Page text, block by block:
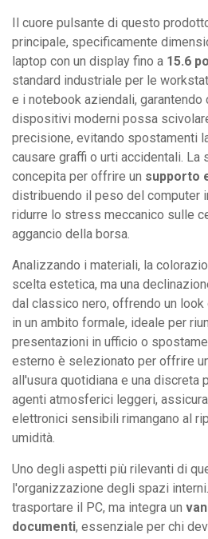
Il cuore pulsante di questo
principale, specificamente
laptop con un display fino a 15.6
standard industriale per le
e i notebook aziendali, garantendo
dispositivi moderni possa
precisione, evitando spostamenti
causare graffi o urti accidentali. La
concepita per offrire un supporto
distribuendo il peso del computer
ridurre lo stress meccanico sulle
aggancio della borsa.
Analizzando i materiali, la
scelta estetica, ma una
dal classico nero, offrendo un
in un ambito formale, ideale per
presentazioni in ufficio o
esterno è selezionato per offrire
all'usura quotidiana e una discreta
agenti atmosferici leggeri,
elettronici sensibili rimangano al
umidità.
Uno degli aspetti più rilevanti di
l'organizzazione degli spazi
trasportare il PC, ma integra un
documenti, essenziale per chi